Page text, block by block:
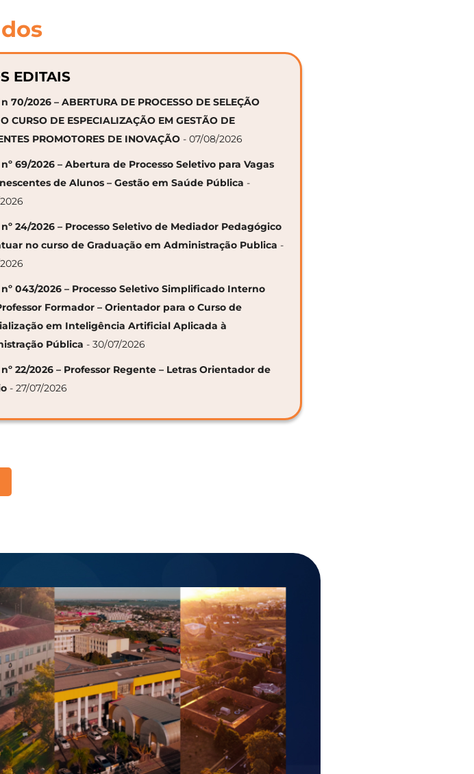
EDITAIS
70/2026 – ABERTURA DE PROCESSO DE SELEÇÃO
CURSO DE ESPECIALIZAÇÃO EM GESTÃO DE
PROMOTORES DE INOVAÇÃO - 07/08/2026
69/2026 – Abertura de Processo Seletivo para Vagas
de Alunos – Gestão em Saúde Pública -
24/2026 – Processo Seletivo de Mediador Pedagógico
no curso de Graduação em Administração Publica -
043/2026 – Processo Seletivo Simplificado Interno
Formador – Orientador para o Curso de
em Inteligência Artificial Aplicada à
Pública - 30/07/2026
22/2026 – Professor Regente – Letras Orientador de
- 27/07/2026